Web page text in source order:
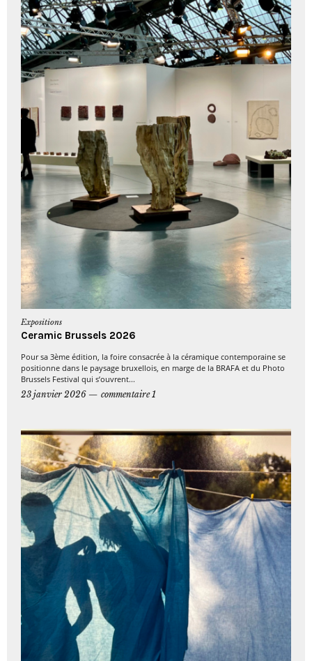
Expositions
Ceramic Brussels 2026
Pour sa 3ème édition, la foire consacrée à la céramique contemporaine se
positionne dans le paysage bruxellois, en marge de la BRAFA et du Photo
Brussels Festival qui s’ouvrent...
23 janvier 2026
commentaire 1